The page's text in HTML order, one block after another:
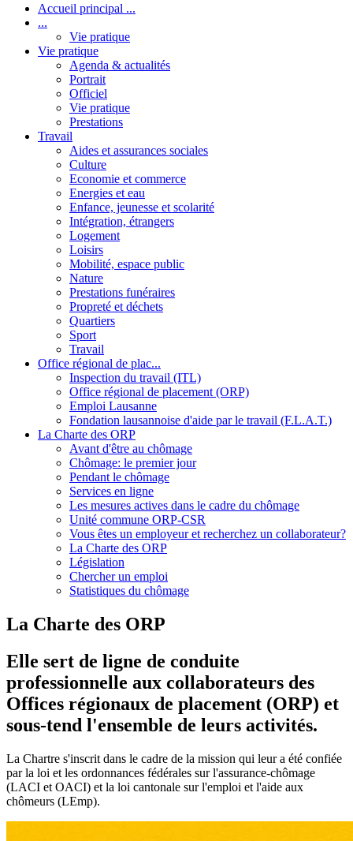
Accueil principal ...
...
Vie pratique
Vie pratique
Agenda & actualités
Portrait
Officiel
Vie pratique
Prestations
Travail
Aides et assurances sociales
Culture
Economie et commerce
Energies et eau
Enfance, jeunesse et scolarité
Intégration, étrangers
Logement
Loisirs
Mobilité, espace public
Nature
Prestations funéraires
Propreté et déchets
Quartiers
Sport
Travail
Office régional de plac...
Inspection du travail (ITL)
Office régional de placement (ORP)
Emploi Lausanne
Fondation lausannoise d'aide par le travail (F.L.A.T.)
La Charte des ORP
Avant d'être au chômage
Chômage: le premier jour
Pendant le chômage
Services en ligne
Les mesures actives dans le cadre du chômage
Unité commune ORP-CSR
Vous êtes un employeur et recherchez un collaborateur?
La Charte des ORP
Législation
Chercher un emploi
Statistiques du chômage
La Charte des ORP
Elle sert de ligne de conduite
professionnelle aux collaborateurs des
Offices régionaux de placement (ORP) et
sous-tend l'ensemble de leurs activités.
La Chartre s'inscrit dans le cadre de la mission qui leur a été confiée
par la loi et les ordonnances fédérales sur l'assurance-chômage
(LACI et OACI) et la loi cantonale sur l'emploi et l'aide aux
chômeurs (LEmp).